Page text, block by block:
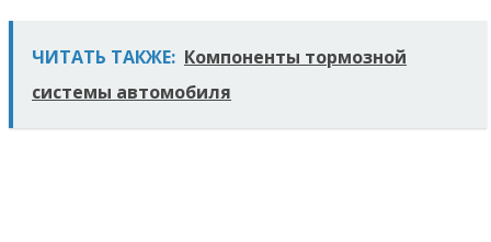
ЧИТАТЬ ТАКЖЕ: Компоненты тормозной
системы автомобиля